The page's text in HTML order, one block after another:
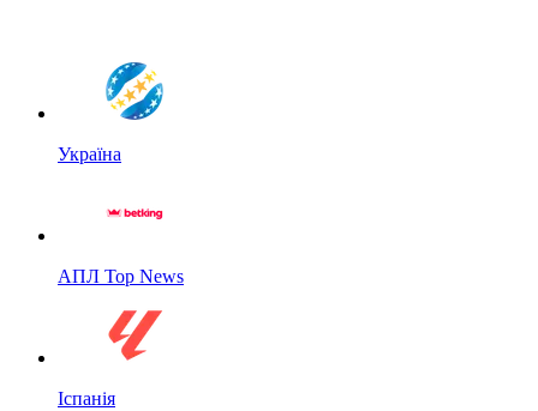
Україна
АПЛ Top News
Іспанія